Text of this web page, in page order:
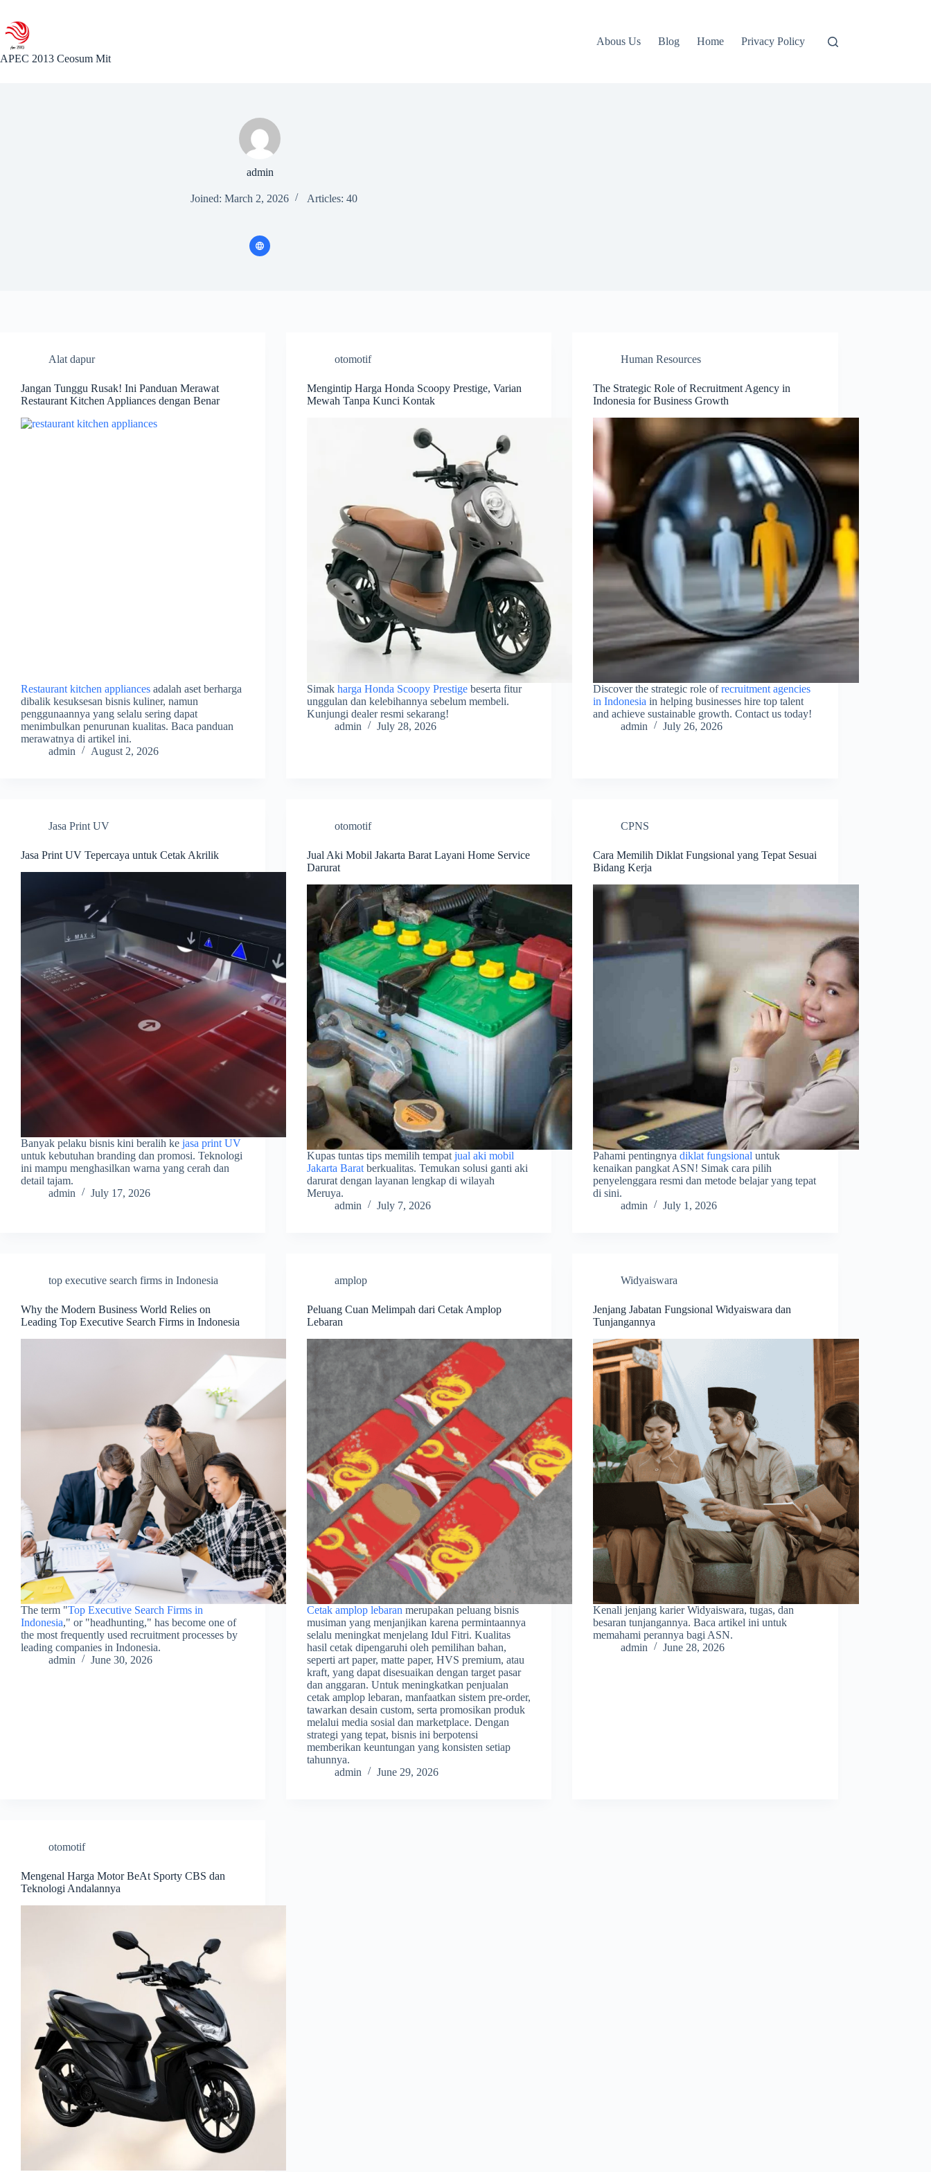
content
APEC 2013 Ceosum Mit
Abous Us Blog Home Privacy Policy
admin
Joined: March 2, 2026 Articles: 40
Alat dapur
Jangan Tunggu Rusak! Ini Panduan Merawat
Restaurant Kitchen Appliances dengan Benar
Restaurant kitchen appliances adalah aset berharga
dibalik kesuksesan bisnis kuliner, namun
penggunaannya yang selalu sering dapat
menimbulkan penurunan kualitas. Baca panduan
merawatnya di artikel ini.
admin
August 2, 2026
otomotif
Mengintip Harga Honda Scoopy Prestige, Varian
Mewah Tanpa Kunci Kontak
Simakharga Honda Scoopy Prestige beserta fitur
unggulan dan kelebihannya sebelum membeli.
Kunjungi dealer resmi sekarang!
admin
July 28, 2026
Human Resources
The Strategic Role of Recruitment Agency in
Indonesia for Business Growth
Discover the strategic role ofrecruitment agencies
in Indonesia in helping businesses hire top talent
and achieve sustainable growth. Contact us today!
admin
July 26, 2026
Jasa Print UV
Jasa Print UV Tepercaya untuk Cetak Akrilik
Banyak pelaku bisnis kini beralih ke jasa print UV
untuk kebutuhan branding dan promosi. Teknologi
ini mampu menghasilkan warna yang cerah dan
detail tajam.
admin
July 17, 2026
otomotif
Jual Aki Mobil Jakarta Barat Layani Home Service
Darurat
Kupas tuntas tips memilih tempatjual aki mobil
Jakarta Barat berkualitas. Temukan solusi ganti aki
darurat dengan layanan lengkap di wilayah
Meruya.
admin
July 7, 2026
CPNS
Cara Memilih Diklat Fungsional yang Tepat Sesuai
Bidang Kerja
Pahami pentingnyadiklat fungsional untuk
kenaikan pangkat ASN! Simak cara pilih
penyelenggara resmi dan metode belajar yang tepat
di sini.
admin
July 1, 2026
top executive search firms in Indonesia
Why the Modern Business World Relies on
Leading Top Executive Search Firms in Indonesia
The term "Top Executive Search Firms in
Indonesia," or "headhunting," has become one of
the most frequently used recruitment processes by
leading companies in Indonesia.
admin
June 30, 2026
amplop
Peluang Cuan Melimpah dari Cetak Amplop
Lebaran
Cetak amplop lebaran merupakan peluang bisnis
musiman yang menjanjikan karena permintaannya
selalu meningkat menjelang Idul Fitri. Kualitas
hasil cetak dipengaruhi oleh pemilihan bahan,
seperti art paper, matte paper, HVS premium, atau
kraft, yang dapat disesuaikan dengan target pasar
dan anggaran. Untuk meningkatkan penjualan
cetak amplop lebaran, manfaatkan sistem pre-order,
tawarkan desain custom, serta promosikan produk
melalui media sosial dan marketplace. Dengan
strategi yang tepat, bisnis ini berpotensi
memberikan keuntungan yang konsisten setiap
tahunnya.
admin
June 29, 2026
Widyaiswara
Jenjang Jabatan Fungsional Widyaiswara dan
Tunjangannya
Kenali jenjang karier Widyaiswara, tugas, dan
besaran tunjangannya. Baca artikel ini untuk
memahami perannya bagi ASN.
admin
June 28, 2026
otomotif
Mengenal Harga Motor BeAt Sporty CBS dan
Teknologi Andalannya